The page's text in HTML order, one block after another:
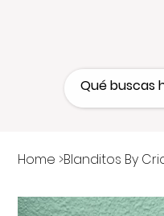
Home >Blanditos By